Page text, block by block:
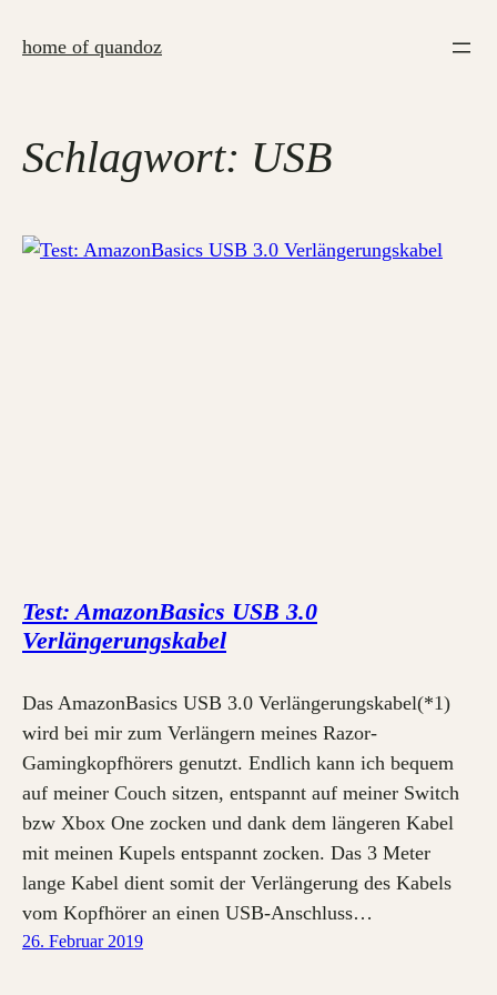
Inhalthome of quandoz
Schlagwort: USB
Test: AmazonBasics USB 3.0
Verlängerungskabel
Das AmazonBasics USB 3.0 Verlängerungskabel(*1)
wird bei mir zum Verlängern meines Razor-
Gamingkopfhörers genutzt. Endlich kann ich bequem
auf meiner Couch sitzen, entspannt auf meiner Switch
bzw Xbox One zocken und dank dem längeren Kabel
mit meinen Kupels entspannt zocken. Das 3 Meter
lange Kabel dient somit der Verlängerung des Kabels
vom Kopfhörer an einen USB-Anschluss…
26. Februar 2019